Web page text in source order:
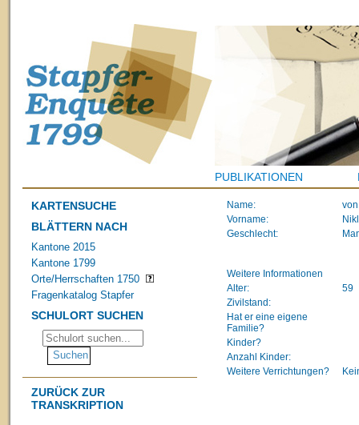
PUBLIKATIONEN
KARTENSUCHE
BLÄTTERN NACH
Kantone 2015
Kantone 1799
Orte/Herrschaften 1750
Fragenkatalog Stapfer
SCHULORT SUCHEN
ZURÜCK ZUR
TRANSKRIPTION
Name:
Vorname:
Geschlecht:
Weitere Informationen
Alter:
59
Zivilstand:
Hat er eine eigene
Familie?
Kinder?
Anzahl Kinder:
Weitere Verrichtungen?